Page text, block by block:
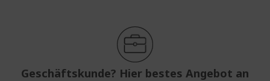
Geschäftskunde? Hier bestes Angebot an